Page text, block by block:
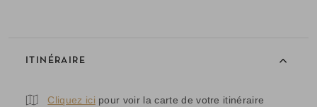
ITINÉRAIRE
Cliquez ici pour voir la carte de votre itinéraire